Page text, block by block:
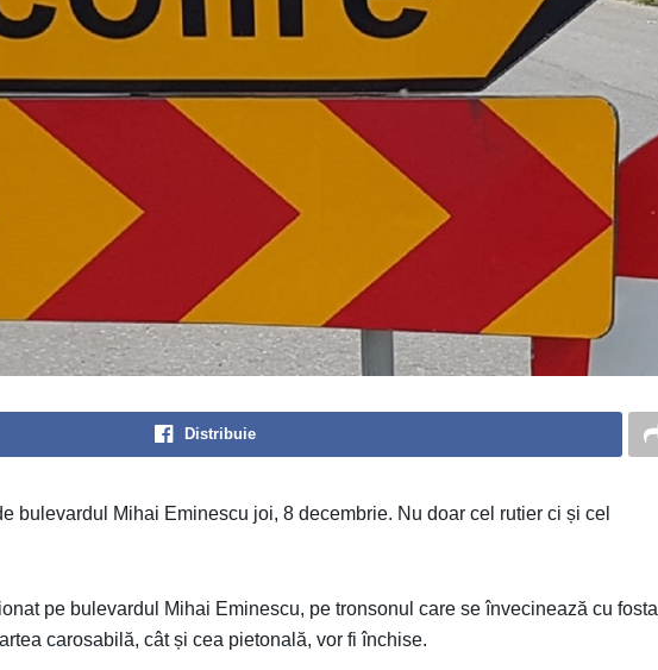
Distribuie
bulevardul Mihai Eminescu joi, 8 decembrie. Nu doar cel rutier ci și cel
pe bulevardul Mihai Eminescu, pe tronsonul care se învecinează cu fosta
carosabilă, cât și cea pietonală, vor fi închise.